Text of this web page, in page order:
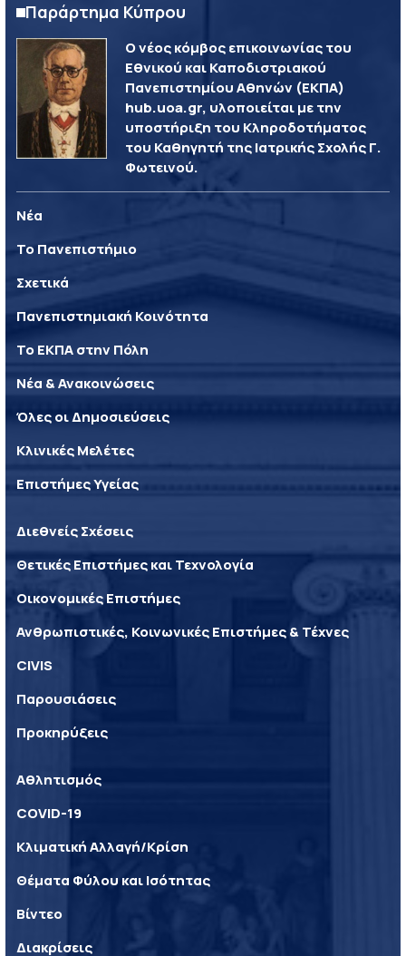
Παράρτημα Κύπρου
Ο νέος κόμβος επικοινωνίας του
Εθνικού και Καποδιστριακού
Πανεπιστημίου Αθηνών (ΕΚΠΑ)
hub.uoa.gr, υλοποιείται με την
υποστήριξη του Κληροδοτήματος
του Καθηγητή της Ιατρικής Σχολής Γ.
Φωτεινού.
Νέα
Το Πανεπιστήμιο
Σχετικά
Πανεπιστημιακή Κοινότητα
Το ΕΚΠΑ στην Πόλη
Νέα & Ανακοινώσεις
Όλες οι Δημοσιεύσεις
Κλινικές Μελέτες
Επιστήμες Υγείας
Διεθνείς Σχέσεις
Θετικές Επιστήμες και Τεχνολογία
Οικονομικές Επιστήμες
Ανθρωπιστικές, Κοινωνικές Επιστήμες & Τέχνες
CIVIS
Παρουσιάσεις
Προκηρύξεις
Αθλητισμός
COVID-19
Κλιματική Αλλαγή/Κρίση
Θέματα Φύλου και Ισότητας
Βίντεο
Διακρίσεις